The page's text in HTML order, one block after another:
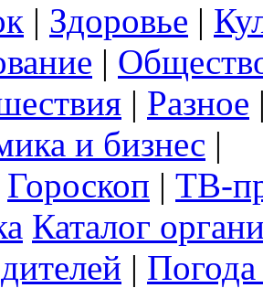
| Здоровье |
|
| Разное
и бизнес |
Гороскоп | ТВ-
Каталог
|